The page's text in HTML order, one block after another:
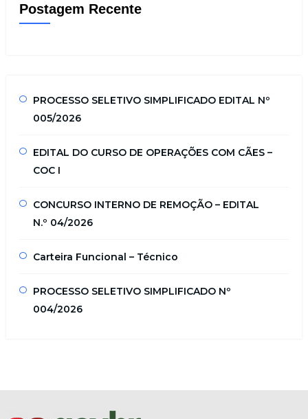
Postagem Recente
PROCESSO SELETIVO SIMPLIFICADO EDITAL Nº
005/2026
EDITAL DO CURSO DE OPERAÇÕES COM CÃES –
COC I
CONCURSO INTERNO DE REMOÇÃO – EDITAL
N.º 04/2026
Carteira Funcional – Técnico
PROCESSO SELETIVO SIMPLIFICADO Nº
004/2026